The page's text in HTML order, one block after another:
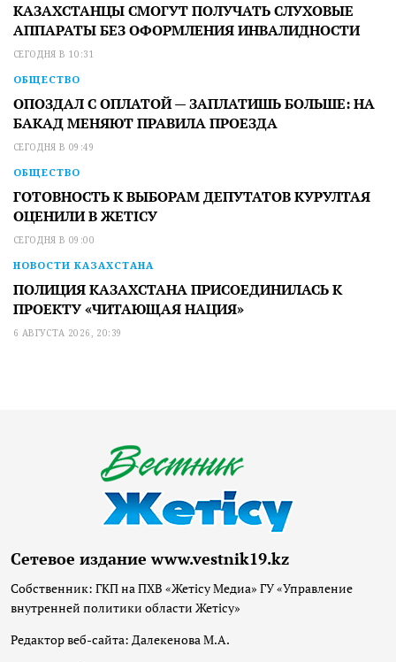
КАЗАХСТАНЦЫ СМОГУТ ПОЛУЧАТЬ СЛУХОВЫЕ
АППАРАТЫ БЕЗ ОФОРМЛЕНИЯ ИНВАЛИДНОСТИ
СЕГОДНЯ В 10:31
ОБЩЕСТВО
ОПОЗДАЛ С ОПЛАТОЙ — ЗАПЛАТИШЬ БОЛЬШЕ: НА
БАКАД МЕНЯЮТ ПРАВИЛА ПРОЕЗДА
СЕГОДНЯ В 09:49
ОБЩЕСТВО
ГОТОВНОСТЬ К ВЫБОРАМ ДЕПУТАТОВ КУРУЛТАЯ
ОЦЕНИЛИ В ЖЕТІСУ
СЕГОДНЯ В 09:00
НОВОСТИ КАЗАХСТАНА
ПОЛИЦИЯ КАЗАХСТАНА ПРИСОЕДИНИЛАСЬ К
ПРОЕКТУ «ЧИТАЮЩАЯ НАЦИЯ»
6 АВГУСТА 2026, 20:39
Сетевое издание www.vestnik19.kz
Собственник: ГКП на ПХВ «Жетісу Медиа» ГУ «Управление
внутренней политики области Жетісу»
Редактор веб-сайта: Далекенова М.А.